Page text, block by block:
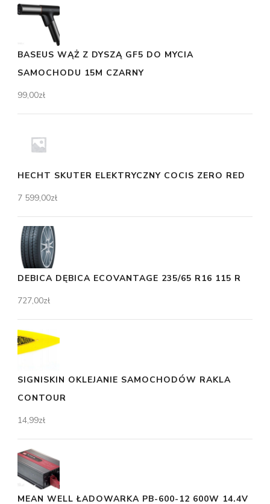
BASEUS WĄŻ Z DYSZĄ GF5 DO MYCIA
SAMOCHODU 15M CZARNY
99,00zł
HECHT SKUTER ELEKTRYCZNY COCIS ZERO RED
7 599,00zł
DEBICA DĘBICA ECOVANTAGE 235/65 R16 115 R
727,00zł
SIGNISKIN OKLEJANIE SAMOCHODÓW RAKLA
CONTOUR
14,99zł
MEAN WELL ŁADOWARKA PB-600-12 600W 14.4V